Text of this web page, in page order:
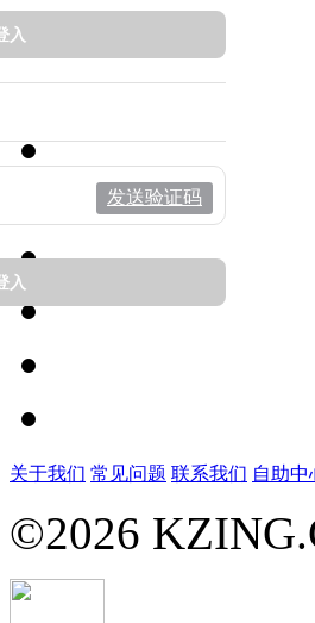
入
发送验证码
入
关于我们 常见问题 联系我们 自助中
©2026